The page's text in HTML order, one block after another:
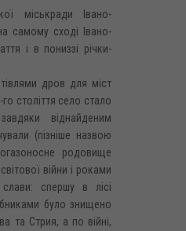
міськради Івано-
самому сході Івано-
і в пониззі річки-
дров для міст
століття село стало
віднайденим
(пізніше назвою
родовище
війни і роками
спершу в лісі
було знищено
та Стрия, а по війні,